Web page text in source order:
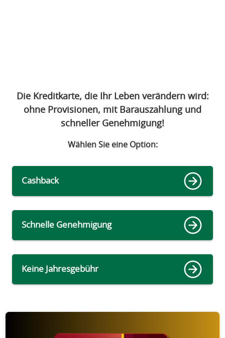
Die Kreditkarte, die Ihr Leben verändern wird:
ohne Provisionen, mit Barauszahlung und
schneller Genehmigung!
Wählen Sie eine Option:
Cashback
Schnelle Genehmigung
Keine Jahresgebühr